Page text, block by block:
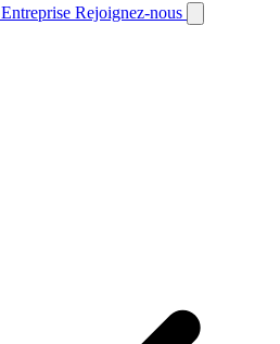
Entreprise Rejoignez-nous